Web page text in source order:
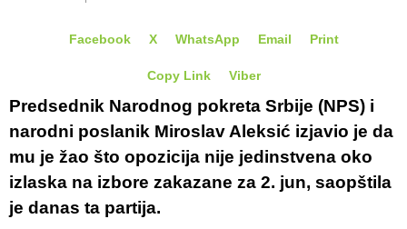
Facebook X WhatsApp Email Print
Copy Link Viber
Predsednik Narodnog pokreta Srbije (NPS) i
narodni poslanik Miroslav Aleksić izjavio je da
mu je žao što opozicija nije jedinstvena oko
izlaska na izbore zakazane za 2. jun, saopštila
je danas ta partija.